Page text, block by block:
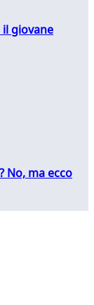
giovane
No, ma ecco